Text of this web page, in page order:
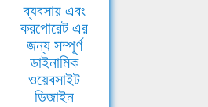
ব্যবসায় এবং
করপোরেট এর
জন্য সম্পূর্ণ
ডাইনামিক
ওয়েবসাইট
ডিজাইন